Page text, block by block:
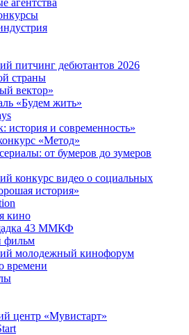
агентства
питчинг дебютантов 2026
страны
вектор»
«Будем жить»
история и современность»
«Метод»
от бумеров до зумеров
конкурс видео о социальных
история»
кино
43 ММКФ
фильм
молодежный кинофорум
времени
центр «Мувистарт»